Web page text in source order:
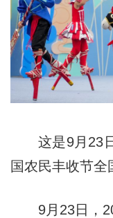
这是9月23日
国农民丰收节全
9月23日，